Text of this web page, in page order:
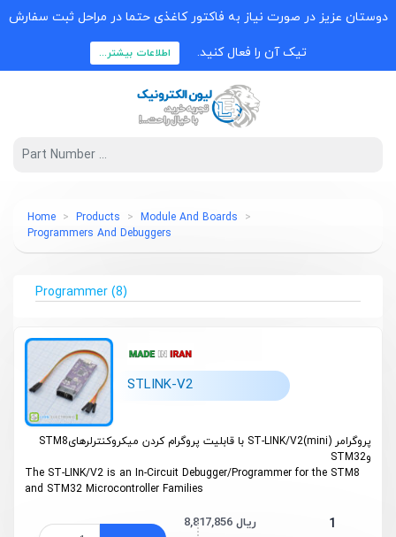
دوستان عزیز در صورت نیاز به فاکتور کاغذی حتما در مراحل ثبت سفارش
تیک آن را فعال کنید. اطلاعات بیشتر...
Home Products
Module And Boards
Programmers And Debuggers
Programmer (8)
STLINK-V2
پروگرامر ST-LINK/V2(mini) با قابلیت پروگرام کردن میکروکنترلر‌هایSTM8
وSTM32
The ST-LINK/V2 is an In-Circuit Debugger/Programmer for the STM8
and STM32 Microcontroller Families
1 8,817,856 ریال